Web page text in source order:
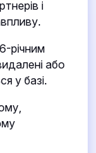
і
річним
або
у базі.